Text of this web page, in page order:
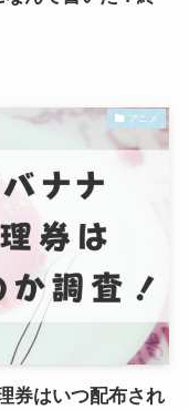
アニメ
券はいつ配布され